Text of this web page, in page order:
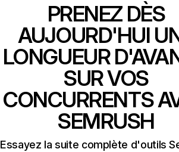
PRENEZ DÈS
AUJOURD'HUI
LONGUEUR
SUR VOS
CONCURRENTS
SEMRUSH
Essayez la suite complète d'outils